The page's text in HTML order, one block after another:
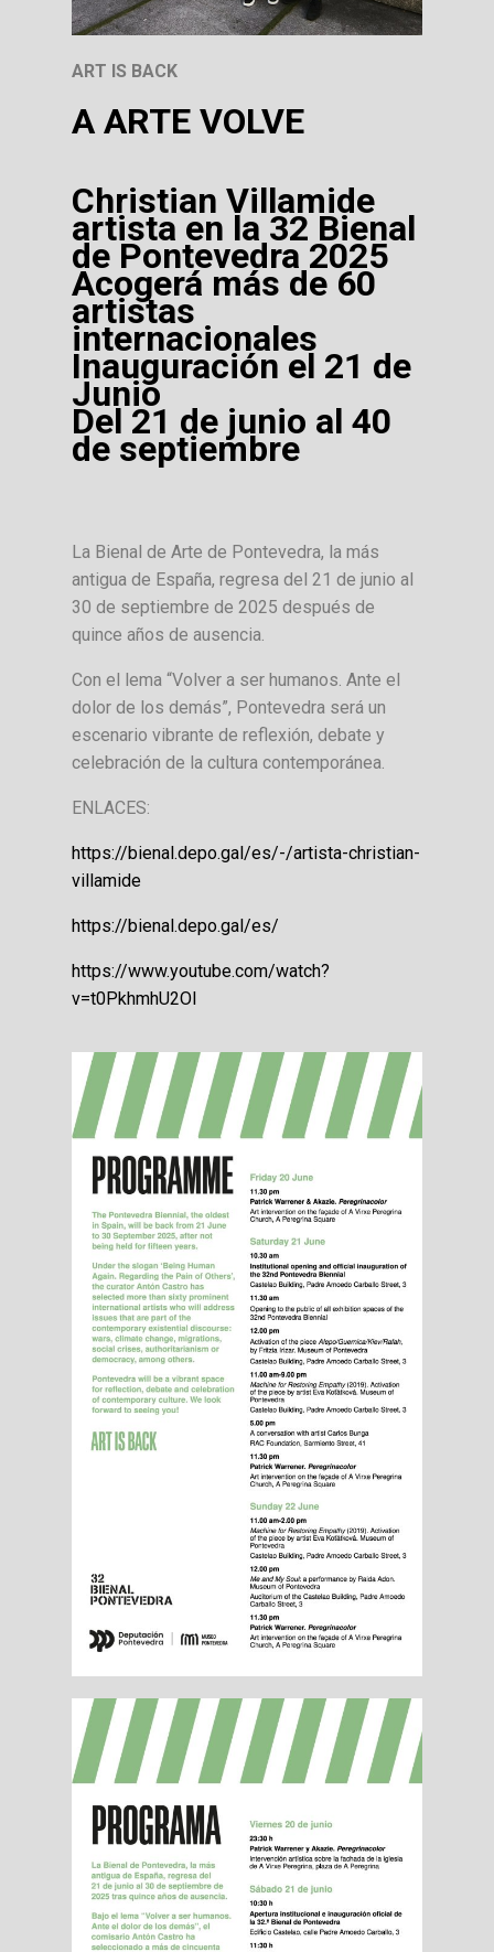
ART IS BACK
A ARTE VOLVE
Christian Villamide
artista en la 32 Bienal
de Pontevedra 2025
Acogerá más de 60
artistas
internacionales
Inauguración el 21 de
Junio
Del 21 de junio al 40
de septiembre
La Bienal de Arte de Pontevedra, la más
antigua de España, regresa del 21 de junio al
30 de septiembre de 2025 después de
quince años de ausencia.
Con el lema “Volver a ser humanos. Ante el
dolor de los demás”, Pontevedra será un
escenario vibrante de reflexión, debate y
celebración de la cultura contemporánea.
ENLACES:
https://bienal.depo.gal/es/-/artista-christian-
villamide
https://bienal.depo.gal/es/
https://www.youtube.com/watch?
v=t0PkhmhU2OI